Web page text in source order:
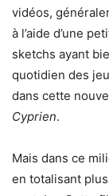
vidéos,
à l’aide d’une
sketchs ayant
quotidien des
dans cette
Cyprien.
Mais dans ce
en totalisant